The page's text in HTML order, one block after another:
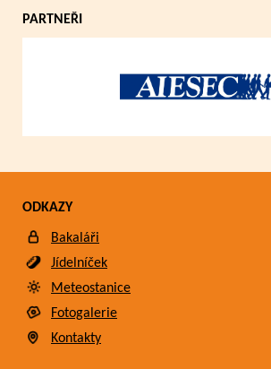
PARTNEŘI
ODKAZY
Bakaláři
Jídelníček
Meteostanice
Fotogalerie
Kontakty